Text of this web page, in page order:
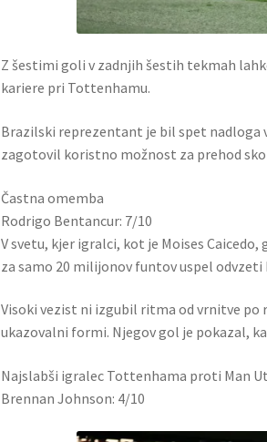
Z šestimi goli v zadnjih šestih tekmah
kariere pri Tottenhamu.
Brazilski reprezentant je bil spet nadloga
zagotovil koristno možnost za prehod
Častna omemba
Rodrigo Bentancur: 7/10
V svetu, kjer igralci, kot je Moises
za samo 20 milijonov funtov uspel odvzeti
Visoki vezist ni izgubil ritma od vrnitve po
ukazovalni formi. Njegov gol je pokazal,
Najslabši igralec Tottenhama proti Man
Brennan Johnson: 4/10